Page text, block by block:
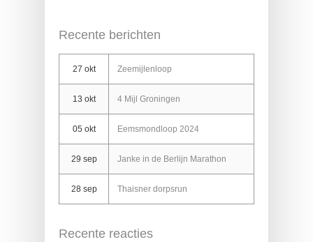
Recente berichten
27 okt Zeemijlenloop
13 okt 4 Mijl Groningen
05 okt Eemsmondloop 2024
29 sep Janke in de Berlijn Marathon
28 sep Thaisner dorpsrun
Recente reacties